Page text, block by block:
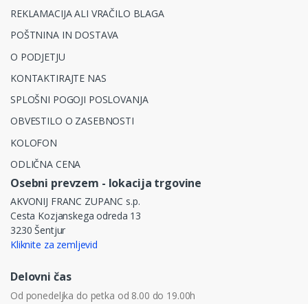
REKLAMACIJA ALI VRAČILO BLAGA
POŠTNINA IN DOSTAVA
O PODJETJU
KONTAKTIRAJTE NAS
SPLOŠNI POGOJI POSLOVANJA
OBVESTILO O ZASEBNOSTI
KOLOFON
ODLIČNA CENA
Osebni prevzem - lokacija trgovine
AKVONIJ FRANC ZUPANC s.p.
Cesta Kozjanskega odreda 13
3230 Šentjur
Kliknite za zemljevid
Delovni čas
Od ponedeljka do petka od 8.00 do 19.00h